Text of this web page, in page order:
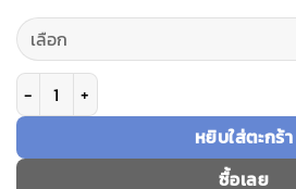
จำนวน WiWU รุ่น 3D Eagle Eyes Lens
หยิบใส่ตะกร้า
ซื้อเลย